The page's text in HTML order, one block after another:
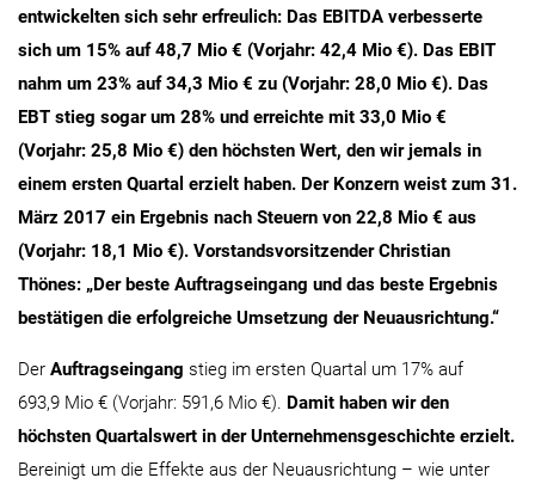
entwickelten sich sehr erfreulich: Das EBITDA verbesserte
sich um 15% auf 48,7 Mio € (Vorjahr: 42,4 Mio €). Das EBIT
nahm um 23% auf 34,3 Mio € zu (Vorjahr: 28,0 Mio €). Das
EBT stieg sogar um 28% und erreichte mit 33,0 Mio €
(Vorjahr: 25,8 Mio €) den höchsten Wert, den wir jemals in
einem ersten Quartal erzielt haben. Der Konzern weist zum 31.
März 2017 ein Ergebnis nach Steuern von 22,8 Mio € aus
(Vorjahr: 18,1 Mio €). Vorstandsvorsitzender Christian
Thönes: „Der beste Auftragseingang und das beste Ergebnis
bestätigen die erfolgreiche Umsetzung der Neuausrichtung.“
Der Auftragseingang stieg im ersten Quartal um 17% auf
693,9 Mio € (Vorjahr: 591,6 Mio €). Damit haben wir den
höchsten Quartalswert in der Unternehmensgeschichte erzielt.
Bereinigt um die Effekte aus der Neuausrichtung – wie unter